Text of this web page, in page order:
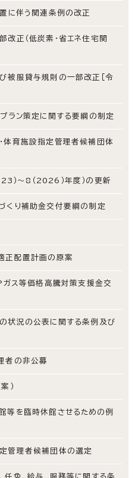
に伴う関連条例の改正
正（低炭素・省エネ住宅関
被服貸与規則の一部改正［令
ラン策定に関する要綱の制定
体育施設指定管理者候補団体
）～8（2026）年度）の更新
くり補助金交付要綱の制定
正配置計画の原案
ガス等価格高騰対策支援金交
状況の公表に関する条例及び
者の非公募
）
等を臨時休館させるための例
管理者候補団体の選定
免、給与、服務等に関する条